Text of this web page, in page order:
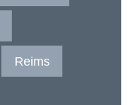
Reims